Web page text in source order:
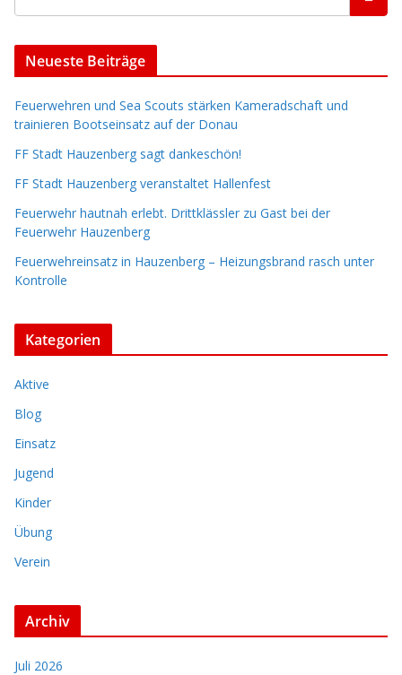
Neueste Beiträge
Feuerwehren und Sea Scouts stärken Kameradschaft und
trainieren Bootseinsatz auf der Donau
FF Stadt Hauzenberg sagt dankeschön!
FF Stadt Hauzenberg veranstaltet Hallenfest
Feuerwehr hautnah erlebt. Drittklässler zu Gast bei der
Feuerwehr Hauzenberg
Feuerwehreinsatz in Hauzenberg – Heizungsbrand rasch unter
Kontrolle
Kategorien
Aktive
Blog
Einsatz
Jugend
Kinder
Übung
Verein
Archiv
Juli 2026